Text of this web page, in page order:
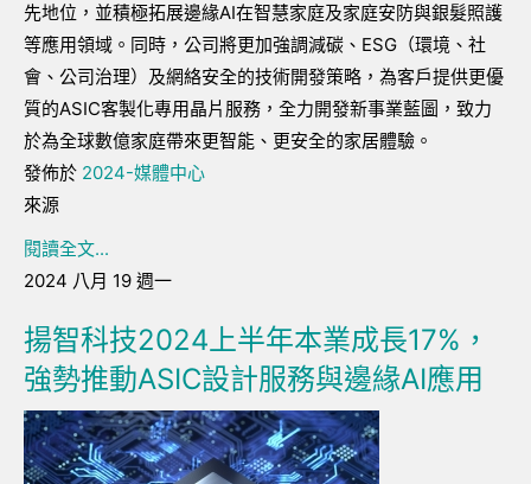
先地位，並積極拓展邊緣AI在智慧家庭及家庭安防與銀髮照護
等應用領域。同時，公司將更加強調減碳、 ESG （環境、社
會、公司治理）及網絡安全的技術開發策略，為客戶提供更優
質的ASIC客製化專用晶片服務，全力開發新事業藍圖，致力
於為全球數億家庭帶來更智能、更安全的家居體驗。
發佈於 2024-媒體中心
來源
閱讀全文...
2024 八月 19 週一
揚智科技2024上半年本業成長17%，
強勢推動ASIC設計服務與邊緣AI應用